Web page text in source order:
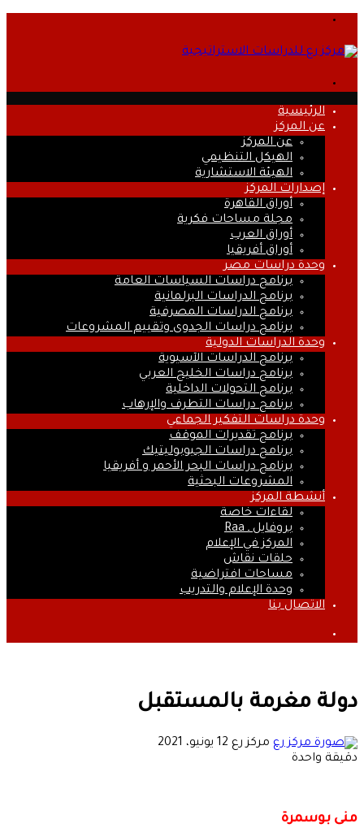
الرئيسية
عن المركز
عن المركز
الهيكل التنظيمي
الهيئة الاستشارية
إصدارات المركز
أوراق القاهرة
مجلة مساحات فكرية
أوراق العرب
أوراق أفريقيا
وحدة دراسات مصر
برنامج دراسات السياسات العامة
برنامج الدراسات البرلمانية
برنامج الدراسات المصرفية
برنامج دراسات الجدوى وتقييم المشروعات
وحدة الدراسات الدولية
برنامج الدراسات الآسيوية
برنامج دراسات الخليج العربي
برنامج التحولات الداخلية
برنامج دراسات التطرف والإرهاب
وحدة دراسات التفكير الجماعي
برنامج تقديرات الموقف
برنامج دراسات الجيوبوليتيك
برنامج دراسات البحر الأحمر و أفريقيا
المشروعات البحثية
أنشطة المركز
لقاءات خاصة
بروفايل ـ Raa
المركز في الإعلام
حلقات نقاش
مساحات افتراضية
وحدة الإعلام والتدريب
الاتصال بنا
دولة مغرمة بالمستقبل
مركز رع أرسل
12 يونيو، 2021
دقيقة واحدة
منى بوسمرة